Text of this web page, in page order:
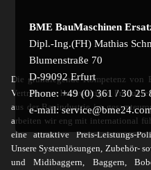
BME BauMaschinen
Dipl.-Ing.(FH) Mathias
Blumenstraße 70
D-99092 Erfurt
Phone: +49 (0) 361 / 30 25
e-mail:
Die grundlegende Kompetenz von
Vertrieb von hochwertigen
aus der Bauindustrie im
arbeiten wir eng mit international
eine attraktive Preis-Leistungs-
Unsere Systemlösungen, Zubehör-
und Midibaggern, Baggern,